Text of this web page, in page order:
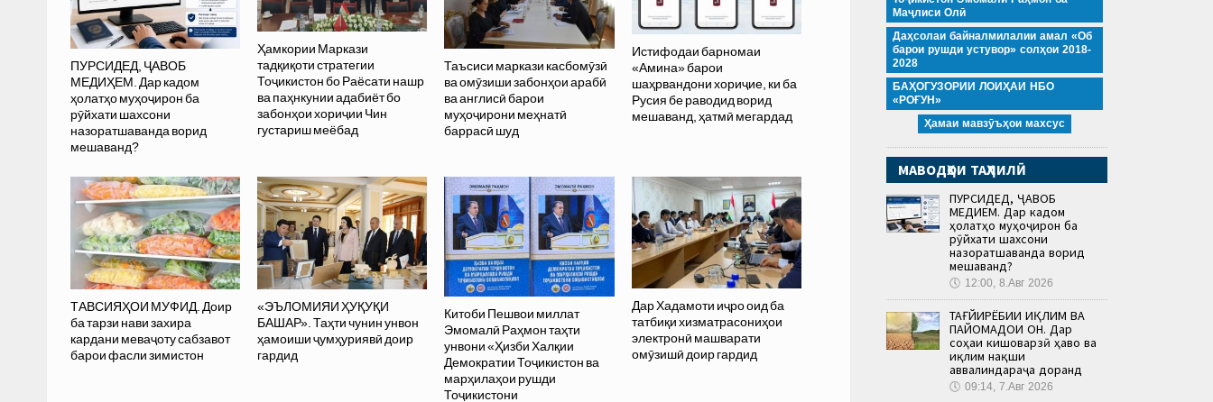
ПУРСИДЕД, ҶАВОБ
МЕДИҲЕМ. Дар кадом
ҳолатҳо муҳоҷирон ба
рӯйхати шахсони
назоратшаванда ворид
мешаванд?
Ҳамкории Маркази
тадқиқоти стратегии
Тоҷикистон бо Раёсати нашр
ва паҳнкунии адабиёт бо
забонҳои хориҷии Чин
густариш меёбад
Таъсиси маркази касбомӯзӣ
ва омӯзиши забонҳои арабӣ
ва англисӣ барои
муҳоҷирони меҳнатӣ
баррасӣ шуд
Истифодаи барномаи
«Амина» барои
шаҳрвандони хориҷие, ки ба
Русия бе раводид ворид
мешаванд, ҳатмӣ мегардад
ТАВСИЯҲОИ МУФИД. Доир
ба тарзи нави захира
кардани меваҷоту сабзавот
барои фасли зимистон
«ЭЪЛОМИЯИ ҲУҚУҚИ
БАШАР». Таҳти чунин унвон
ҳамоиши ҷумҳуриявӣ доир
гардид
Китоби Пешвои миллат
Эмомалӣ Раҳмон таҳти
унвони «Ҳизби Халқии
Демократии Тоҷикистон ва
марҳилаҳои рушди
Тоҷикистони
Дар Хадамоти иҷро оид ба
татбиқи хизматрасониҳои
электронӣ машварати
омӯзишӣ доир гардид
Маҷлиси Олӣ
Даҳсолаи байналмилалии амал «Об
барои рушди устувор» солҳои 2018-
2028
БАҲОГУЗОРИИ ЛОИҲАИ НБО
«РОҒУН»
Ҳамаи мавзӯъҳои махсус
МАВОДҲОИ ТАҲЛИЛӢ
ПУРСИДЕД, ҶАВОБ
МЕДИҲЕМ. Дар кадом
ҳолатҳо муҳоҷирон ба
рӯйхати шахсони
назоратшаванда ворид
мешаванд?
🕔 12:00, 8.Авг 2026
ТАҒЙИРЁБИИ ИҚЛИМ ВА
ПАЙОМАДҲОИ ОН. Дар
соҳаи кишоварзӣ ҳаво ва
иқлим нақши
аввалиндараҷа доранд
🕔 09:14, 7.Авг 2026